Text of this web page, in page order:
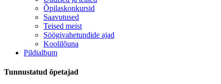
Õpilaskonkursid
Saavutused
Teised meist
Söögivahetundide ajad
Koolilõuna
Pildialbum
Tunnustatud õpetajad